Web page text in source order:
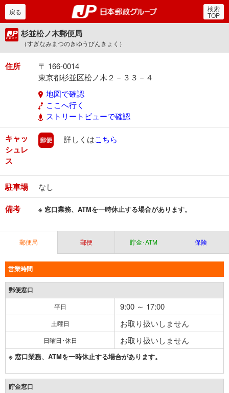
郵便局・日本郵政グルー
戻る 検索
TOP
杉並松ノ木郵便局
（すぎなみまつのきゆうびんきょく）
住所
〒 166-0014
東京都杉並区松ノ木２－３３－４
地図で確認
ここへ行く
ストリートビューで確認
キャッ
シュレ
ス
郵便
詳しくはこちら
駐車場 なし
備考 ※ 窓口業務、ATMを一時休止する場合があります。
郵便局 郵便 貯金･ATM 保険
営業時間
郵便窓口
平日 9:00 ～ 17:00
土曜日 お取り扱いしません
日曜日･休日 お取り扱いしません
※ 窓口業務、ATMを一時休止する場合があります。
貯金窓口